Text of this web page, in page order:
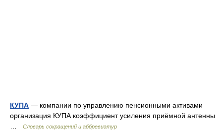
КУПА — компании по управлению пенсионными активами
организация КУПА коэффициент усиления приёмной антенны
Словарь сокращений и аббревиатур